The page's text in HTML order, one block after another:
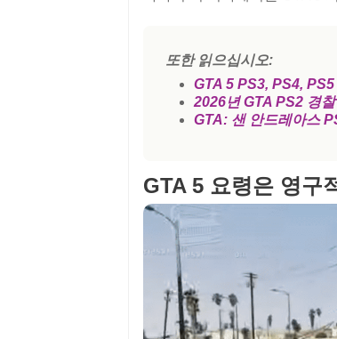
또한 읽으십시오:
GTA 5 PS3, PS4,
2026년 GTA PS2 경
GTA: 샌 안드레아스
GTA 5 요령은 영구